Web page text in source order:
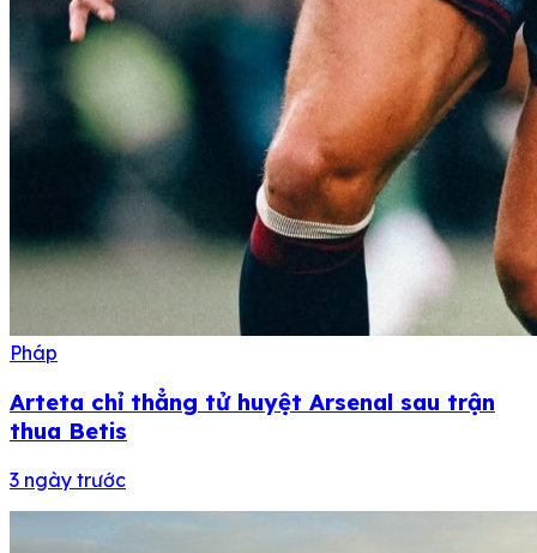
Pháp
Arteta chỉ thẳng tử huyệt Arsenal sau trận
thua Betis
3 ngày trước